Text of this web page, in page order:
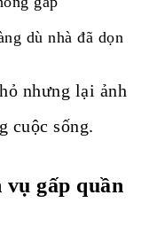
dù nhà đã dọn
nhưng lại ảnh
cuộc sống.
gấp quần